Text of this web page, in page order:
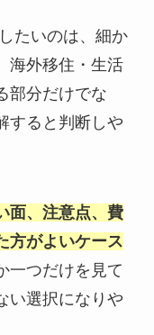
たいのは、細か
海外移住・生活
部分だけでな
すると判断しや
面、注意点、費
方がよいケース
一つだけを見て
い選択になりや